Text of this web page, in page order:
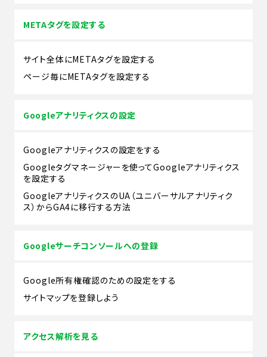
METAタグを設定する
サイト全体にMETAタグを設定する
ページ毎にMETAタグを設定する
Googleアナリティクスの設定
Googleアナリティクスの設定をする
Googleタグマネージャーを使ってGoogleアナリティクス
を設定する
GoogleアナリティクスのUA（ユニバーサルアナリティク
ス）からGA4に移行する方法
Googleサーチコンソールへの登録
Google所有権確認のための設定をする
サイトマップを登録しよう
アクセス解析を見る